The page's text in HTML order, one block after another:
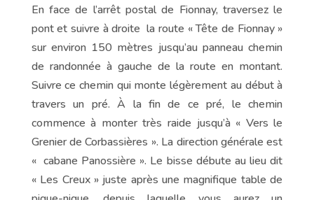
En face de l’arrêt postal de Fionnay, traversez le
pont et suivre à droite la route « Tête de Fionnay »
sur environ 150 mètres jusqu’au panneau chemin
de randonnée à gauche de la route en montant.
Suivre ce chemin qui monte légèrement au début à
travers un pré. À la fin de ce pré, le chemin
commence à monter très raide jusqu’à « Vers le
Grenier de Corbassières ». La direction générale est
« cabane Panossière ». Le bisse débute au lieu dit
« Les Creux » juste après une magnifique table de